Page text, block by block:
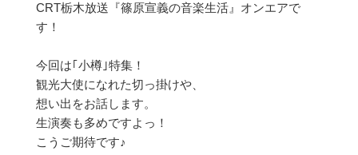
CRT栃木放送『篠原宣義の音楽生活』オンエアで
す！
今回は｢小樽｣特集！
観光大使になれた切っ掛けや、
想い出をお話します。
生演奏も多めですよっ！
こうご期待です♪